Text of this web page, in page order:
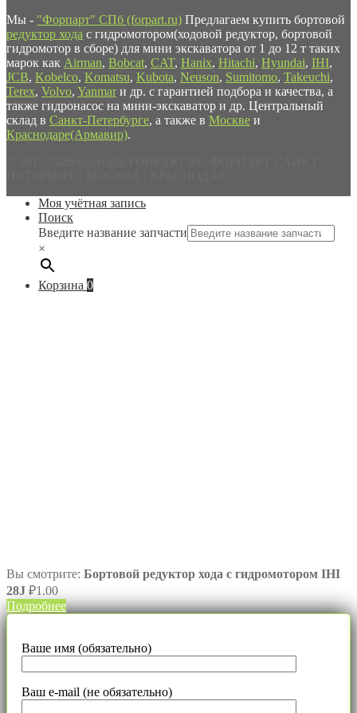
Мы - "Форпарт" СПб (forpart.ru) Предлагаем купить бортовой
редуктор хода с гидромотором(ходовой редуктор, бортовой
гидромотор в сборе) для мини экскаватора от 1 до 12 т таких
марок как Airman, Bobcat, CAT, Hanix, Hitachi, Hyundai, IHI,
JCB, Kobelco, Komatsu, Kubota, Neuson, Sumitomo, Takeuchi,
Terex, Volvo, Yanmar и др. с гарантией подбора и качества, а
также гидронасос на мини-экскаватор и др. Центральный
склад в Санкт-Петербурге, а также в Москве и
Краснодаре(Армавир).
Моя учётная запись
Поиск
Введите название запчасти
×
Корзина 0
Вы смотрите: Бортовой редуктор хода с гидромотором IHI
28J ₽1.00
Подробнее
Ваше имя (обязательно)
Ваш e-mail (не обязательно)